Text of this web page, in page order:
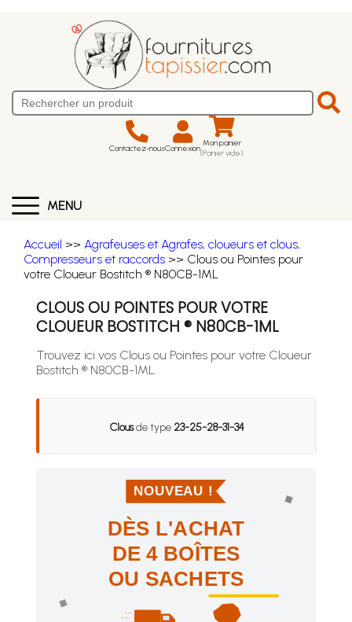
Contactez-nousConnexion Mon panier
(Panier vide)
MENU
Accueil >> Agrafeuses et Agrafes, cloueurs et clous,
Compresseurs et raccords >> Clous ou Pointes pour
votre Cloueur Bostitch ® N80CB-1ML
CLOUS OU POINTES POUR VOTRE
CLOUEUR BOSTITCH ® N80CB-1ML
Trouvez ici vos Clous ou Pointes pour votre Cloueur
Bostitch ® N80CB-1ML
Clousde type 23-25-28-31-34
NOUVEAU !
DÈS L'ACHAT
DE 4 BOÎTES
OU SACHETS